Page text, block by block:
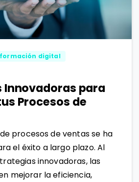
digital
Innovadoras para
Procesos de
procesos de ventas se ha
el éxito a largo plazo. Al
innovadoras, las
mejorar la eficiencia,